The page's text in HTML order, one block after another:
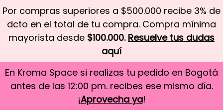
Por compras superiores a $500.000 recibe 3% de
dcto en el total de tu compra. Compra mínima
mayorista desde $100.000. Resuelve tus dudas
aquí
En Kroma Space si realizas tu pedido en Bogotá
antes de las 12:00 pm. recibes ese mismo día.
¡Aprovecha ya!